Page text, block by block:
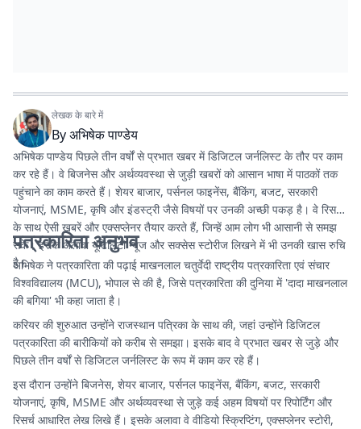
लेखक के बारे में
Byअभिषेक पाण्डेय
अभिषेक पाण्डेय पिछले तीन वर्षों से प्रभात खबर में डिजिटल जर्नलिस्ट के तौर पर काम
कर रहे हैं। वे बिजनेस और अर्थव्यवस्था से जुड़ी खबरों को आसान भाषा में पाठकों तक
पहुंचाने का काम करते हैं। शेयर बाजार, पर्सनल फाइनेंस, बैंकिंग, बजट, सरकारी
योजनाएं, MSME, कृषि और इंडस्ट्री जैसे विषयों पर उनकी अच्छी पकड़ है। वे रिसर्च
के साथ ऐसी खबरें और एक्सप्लेनर तैयार करते हैं, जिन्हें आम लोग भी आसानी से समझ
सकें। इसके अलावा यूटिलिटी न्यूज और सक्सेस स्टोरीज लिखने में भी उनकी खास रुचि
है।
पत्रकारिता अनुभव
अभिषेक ने पत्रकारिता की पढ़ाई माखनलाल चतुर्वेदी राष्ट्रीय पत्रकारिता एवं संचार
विश्वविद्यालय (MCU), भोपाल से की है, जिसे पत्रकारिता की दुनिया में 'दादा माखनलाल
की बगिया' भी कहा जाता है।
करियर की शुरुआत उन्होंने राजस्थान पत्रिका के साथ की, जहां उन्होंने डिजिटल
पत्रकारिता की बारीकियों को करीब से समझा। इसके बाद वे प्रभात खबर से जुड़े और
पिछले तीन वर्षों से डिजिटल जर्नलिस्ट के रूप में काम कर रहे हैं।
इस दौरान उन्होंने बिजनेस, शेयर बाजार, पर्सनल फाइनेंस, बैंकिंग, बजट, सरकारी
योजनाएं, कृषि, MSME और अर्थव्यवस्था से जुड़े कई अहम विषयों पर रिपोर्टिंग और
रिसर्च आधारित लेख लिखे हैं। इसके अलावा वे वीडियो स्क्रिप्टिंग, एक्सप्लेनर स्टोरी,